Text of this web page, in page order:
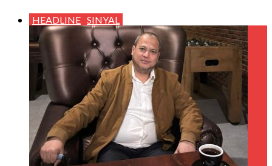
HEADLINE SINYAL